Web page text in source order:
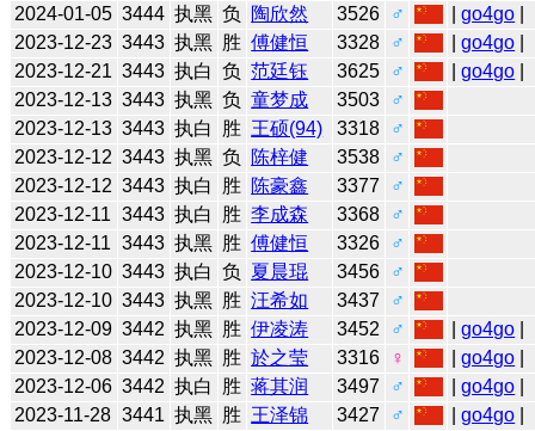
2024-01-05 3444 执黑 负 陶欣然 3526 ♂ |go4go
2023-12-23 3443 执黑 胜 傅健恒 3328 ♂ |go4go
2023-12-21 3443 执白 负 范廷钰 3625 ♂ |go4go
2023-12-13 3443 执黑 负 童梦成 3503
♂
2023-12-13 3443 执白 胜 王硕(94) 3318
♂
2023-12-12 3443 执黑 负 陈梓健 3538
♂
2023-12-12 3443 执白 胜 陈豪鑫 3377
♂
2023-12-11 3443 执白 胜 李成森 3368
♂
2023-12-11 3443 执黑 胜 傅健恒 3326
♂
2023-12-10 3443 执白 负 夏晨琨 3456
♂
2023-12-10 3443 执黑 胜 汪希如 3437
♂
2023-12-09 3442 执黑 胜 伊凌涛 3452 ♂ |go4go
2023-12-08 3442 执黑 胜 於之莹 3316 ♀ |go4go
2023-12-06 3442 执白 胜 蒋其润 3497 ♂ |go4go
2023-11-28 3441 执黑 胜 王泽锦 3427 ♂ |go4go